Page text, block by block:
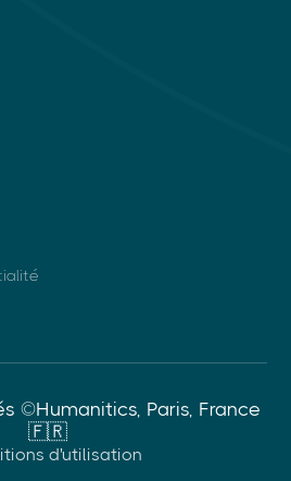
©Humanitics, Paris, France
🇫🇷
d'utilisation